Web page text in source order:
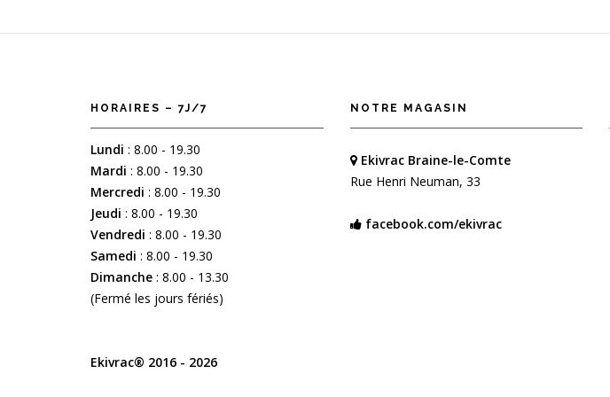
HORAIRES – 7J/7
Lundi : 8.00 - 19.30
Mardi : 8.00 - 19.30
Mercredi : 8.00 - 19.30
Jeudi : 8.00 - 19.30
Vendredi : 8.00 - 19.30
Samedi : 8.00 - 19.30
Dimanche : 8.00 - 13.30
(Fermé les jours fériés)
NOTRE MAGASIN
Ekivrac Braine-le-Comte
Rue Henri Neuman, 33
facebook.com/ekivrac
Ekivrac® 2016 - 2026